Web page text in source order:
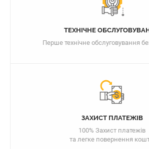
ТЕХНІЧНЕ
Перше технічне обслуговування
ЗАХИСТ ПЛАТЕЖІВ
100% Захист платежів
та легке повернення